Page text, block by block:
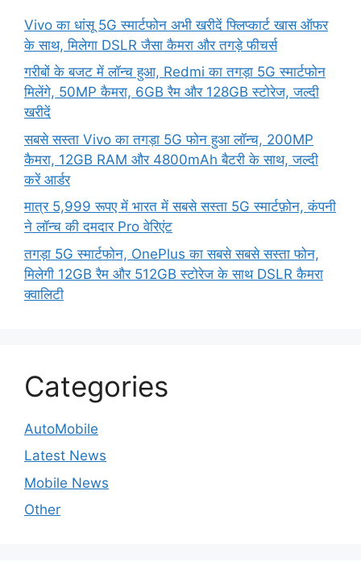
Vivo का धांसू 5G स्मार्टफोन अभी खरीदें फ्लिप्कार्ट खास ऑफर
के साथ, मिलेगा DSLR जैसा कैमरा और तगड़े फीचर्स
गरीबों के बजट में लॉन्च हुआ, Redmi का तगड़ा 5G स्मार्टफोन
मिलेंगे, 50MP कैमरा, 6GB रैम और 128GB स्टोरेज, जल्दी
खरीदें
सबसे सस्ता Vivo का तगड़ा 5G फोन हुआ लॉन्च, 200MP
कैमरा, 12GB RAM और 4800mAh बैटरी के साथ, जल्दी
करें आर्डर
मात्र 5,999 रूपए में भारत में सबसे सस्ता 5G स्मार्टफ़ोन, कंपनी
ने लॉन्च की दमदार Pro वेरिएंट
तगड़ा 5G स्मार्टफोन, OnePlus का सबसे सबसे सस्ता फोन,
मिलेगी 12GB रैम और 512GB स्टोरेज के साथ DSLR कैमरा
क्वालिटी
Categories
AutoMobile
Latest News
Mobile News
Other